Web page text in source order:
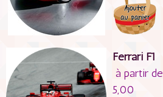
Ferrari F1
à partir de
5,00